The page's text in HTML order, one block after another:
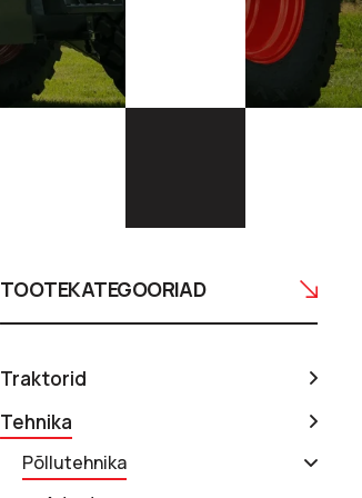
TOOTEKATEGOORIAD
Traktorid
Tehnika
Põllutehnika